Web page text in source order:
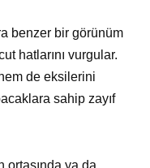
benzer bir görünüm
hatlarını vurgular.
de eksilerini
sahip zayıf
ortasında ya da